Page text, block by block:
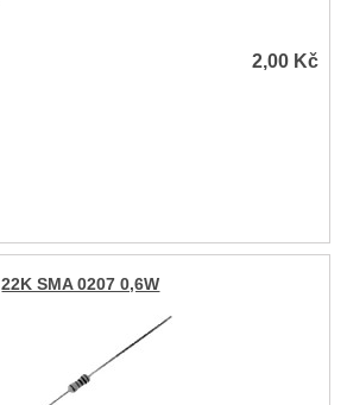
2,00 Kč
22K SMA 0207 0,6W